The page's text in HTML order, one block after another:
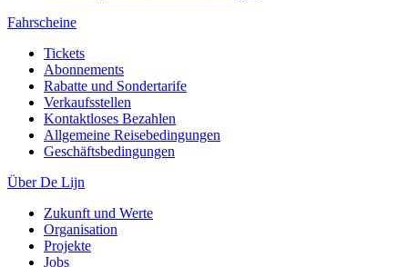
Fahrscheine
Tickets
Abonnements
Rabatte und Sondertarife
Verkaufsstellen
Kontaktloses Bezahlen
Allgemeine Reisebedingungen
Geschäftsbedingungen
Über De Lijn
Zukunft und Werte
Organisation
Projekte
Jobs